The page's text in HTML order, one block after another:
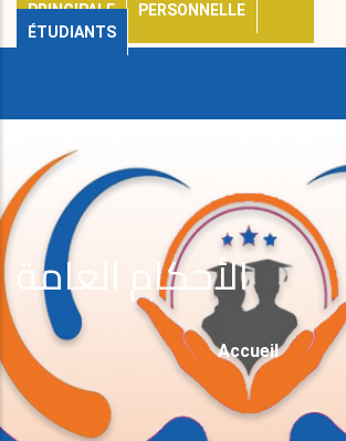
PRINCIPALE
PERSONNELLE
ÉTUDIANTS
الأحكام العامة
Fil
D'Ariane
Accueil